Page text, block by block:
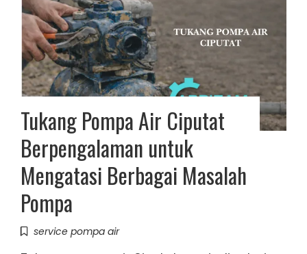
Tukang Pompa Air Ciputat
Berpengalaman untuk
Mengatasi Berbagai Masalah
Pompa
service pompa air